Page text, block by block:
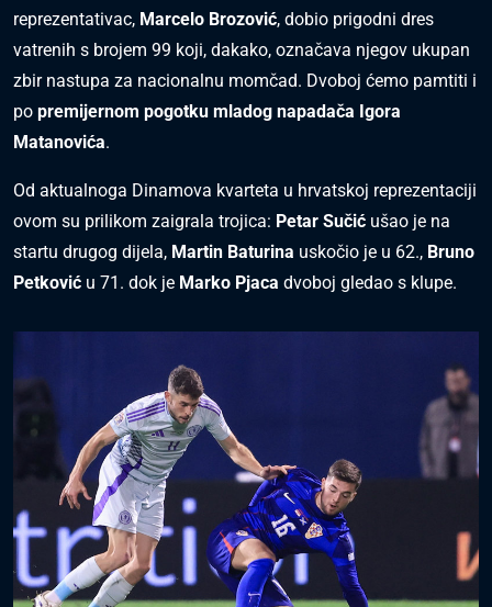
reprezentativac, Marcelo Brozović, dobio prigodni dres
vatrenih s brojem 99 koji, dakako, označava njegov ukupan
zbir nastupa za nacionalnu momčad. Dvoboj ćemo pamtiti i
po premijernom pogotku mladog napadača Igora
Matanovića.
Od aktualnoga Dinamova kvarteta u hrvatskoj reprezentaciji
ovom su prilikom zaigrala trojica: Petar Sučić ušao je na
startu drugog dijela, Martin Baturina uskočio je u 62., Bruno
Petković u 71. dok je Marko Pjaca dvoboj gledao s klupe.